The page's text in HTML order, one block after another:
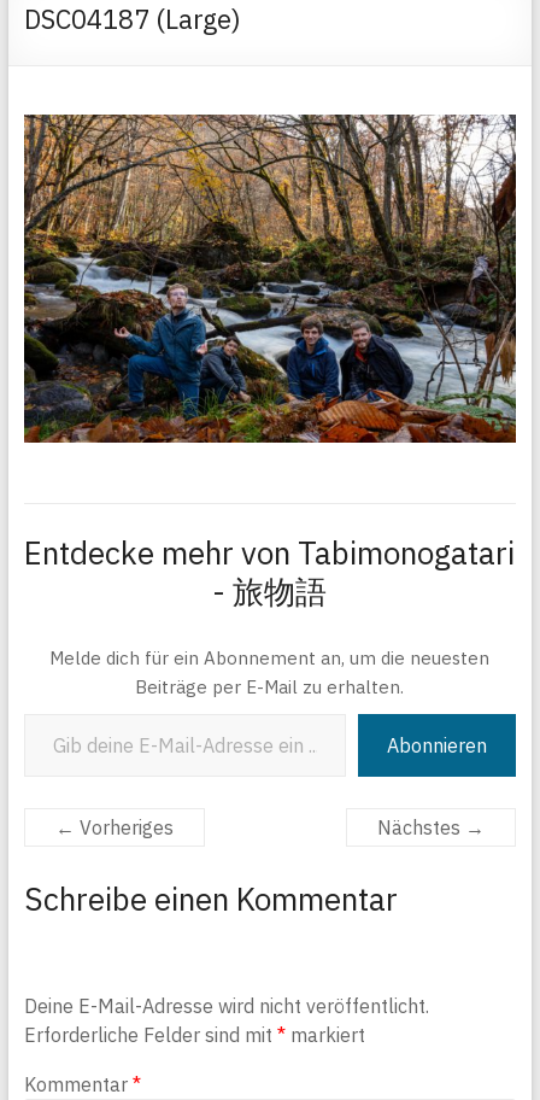
DSC04187 (Large)
Entdecke mehr von Tabimonogatari
- 旅物語
Melde dich für ein Abonnement an, um die neuesten
Beiträge per E-Mail zu erhalten.
Abonnieren
← Vorheriges Nächstes →
Schreibe einen Kommentar
Deine E-Mail-Adresse wird nicht veröffentlicht.
Erforderliche Felder sind mit *markiert
Kommentar *